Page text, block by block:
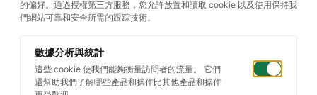
的偏好。通過授權第三方服務，您允許放置和讀取 cookie 以及使用保持我
們網站可靠和安全所需的跟踪技術。
數據分析與統計
這些 cookie 使我們能夠衡量訪問者的流量。 它們
還幫助我們了解哪些產品和操作比其他產品和操作